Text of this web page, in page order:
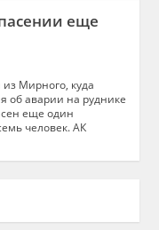
еще
Мирного, куда
об аварии на руднике
еще один
человек. АК